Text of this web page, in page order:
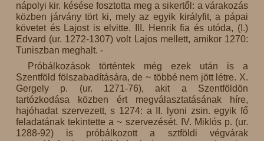
nápolyi kir. késése fosztotta meg a sikertől: a várakozás
közben járvány tört ki, mely az egyik királyfit, a pápai
követet és Lajost is elvitte. III. Henrik fia és utóda, (I.)
Edvard (ur. 1272-1307) volt Lajos mellett, amikor 1270:
Tuniszban meghalt. -
Próbálkozások történtek még ezek után is a
Szentföld fölszabadítására, de ~ többé nem jött létre. X.
Gergely p. (ur. 1271-76), akit a Szentföldön
tartózkodása közben ért megválasztatásának híre,
hajóhadat szervezett, s 1274: a II. lyoni zsin. egyik fő
feladatának tekintette a ~ szervezését. IV. Miklós p. (ur.
1288-92) is próbálkozott a sztföldi végvárak